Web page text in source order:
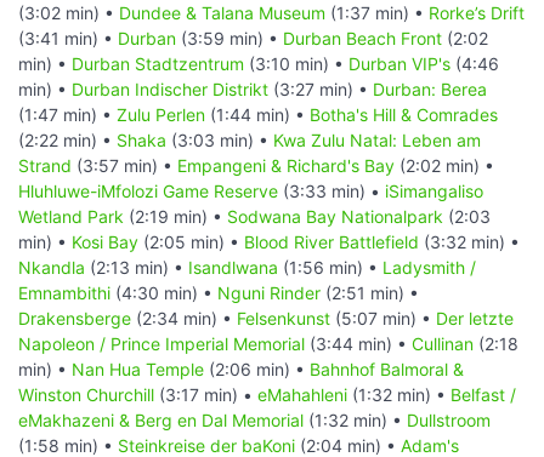
(3:02 min) • Dundee & Talana Museum (1:37 min) • Rorke’s Drift
(3:41 min) • Durban (3:59 min) • Durban Beach Front (2:02
min) • Durban Stadtzentrum (3:10 min) • Durban VIP's (4:46
min) • Durban Indischer Distrikt (3:27 min) • Durban: Berea
(1:47 min) • Zulu Perlen (1:44 min) • Botha's Hill & Comrades
(2:22 min) • Shaka (3:03 min) • Kwa Zulu Natal: Leben am
Strand (3:57 min) • Empangeni & Richard's Bay (2:02 min) •
Hluhluwe-iMfolozi Game Reserve (3:33 min) • iSimangaliso
Wetland Park (2:19 min) • Sodwana Bay Nationalpark (2:03
min) • Kosi Bay (2:05 min) • Blood River Battlefield (3:32 min) •
Nkandla (2:13 min) • Isandlwana (1:56 min) • Ladysmith /
Emnambithi (4:30 min) • Nguni Rinder (2:51 min) •
Drakensberge (2:34 min) • Felsenkunst (5:07 min) • Der letzte
Napoleon / Prince Imperial Memorial (3:44 min) • Cullinan (2:18
min) • Nan Hua Temple (2:06 min) • Bahnhof Balmoral &
Winston Churchill (3:17 min) • eMahahleni (1:32 min) • Belfast /
eMakhazeni & Berg en Dal Memorial (1:32 min) • Dullstroom
(1:58 min) • Steinkreise der baKoni (2:04 min) • Adam's